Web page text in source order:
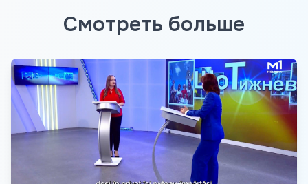
Смотреть больше